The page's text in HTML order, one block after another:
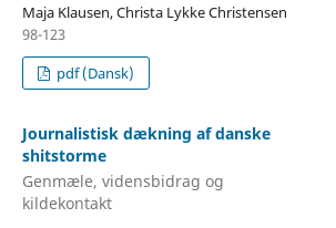
Maja Klausen, Christa Lykke Christensen
98-123
pdf (Dansk)
Journalistisk dækning af danske
shitstorme
Genmæle, vidensbidrag og
kildekontakt